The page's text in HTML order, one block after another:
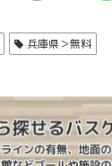
兵庫県＞無料